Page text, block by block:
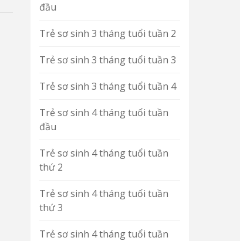
đầu
Trẻ sơ sinh 3 tháng tuổi tuần 2
Trẻ sơ sinh 3 tháng tuổi tuần 3
Trẻ sơ sinh 3 tháng tuổi tuần 4
Trẻ sơ sinh 4 tháng tuổi tuần
đầu
Trẻ sơ sinh 4 tháng tuổi tuần
thứ 2
Trẻ sơ sinh 4 tháng tuổi tuần
thứ 3
Trẻ sơ sinh 4 tháng tuổi tuần